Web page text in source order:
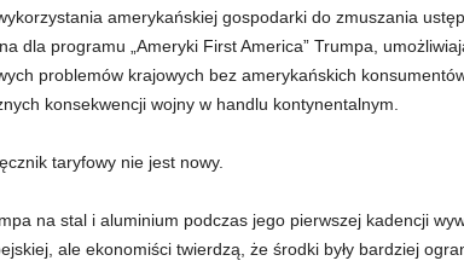
amerykańskiej gospodarki do zmuszania
dla programu „Ameryki First America” Trumpa,
problemów krajowych bez amerykańskich
konsekwencji wojny w handlu kontynentalnym.
taryfowy nie jest nowy.
na stal i aluminium podczas jego pierwszej kadencji
ale ekonomiści twierdzą, że środki były bardziej